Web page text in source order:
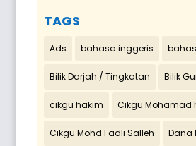
TAGS
Ads bahasa inggeris
Bilik Darjah / Tingkatan Bilik
cikgu hakim Cikgu Mohamad
Cikgu Mohd Fadli Salleh Dana